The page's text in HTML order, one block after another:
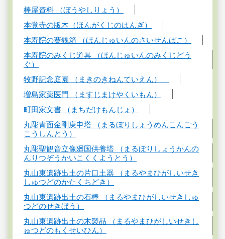
棒屋資料 （ぼうやしりょう）
本覚寺の版木（ほんがくじのはんぎ）
本寿院の賽銭箱 （ほんじゅいんのさいせんばこ）
本寿院のみくじ道具 （ほんじゅいんのみくじどう
ぐ）
牧野記念庭園 （まきのきねんていえん）
増島家薬医門 （ますじまけやくいもん）
町田家文書 （まちだけもんじょ）
丸彫青面金剛庚申塔 （まるぼりしょうめんこんごう
こうしんとう）
丸彫聖観音立像廻国供養塔 （まるぼりしょうかんの
んりつぞうかいこくくようとう）
丸山東遺跡出土の片口土器 （まるやまひがしいせき
しゅつどのかたくちどき）
丸山東遺跡出土の石棒 （まるやまひがしいせきしゅ
つどのせきぼう）
丸山東遺跡出土の木製品 （まるやまひがしいせきし
ゅつどのもくせいひん）